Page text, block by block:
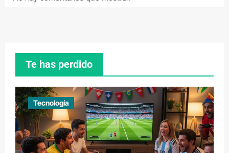
Te has perdido
Tecnología